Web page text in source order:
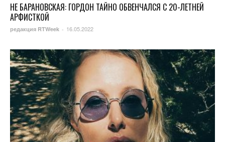
НЕ БАРАНОВСКАЯ: ГОРДОН ТАЙНО ОБВЕНЧАЛСЯ С 20-ЛЕТНЕЙ
АРФИСТКОЙ
редакция RTWeek - 16.05.2022